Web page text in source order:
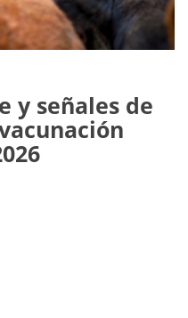
y señales de